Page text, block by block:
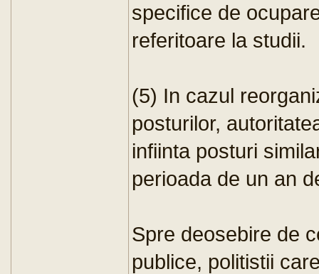
specifice de
referitoare la studii.
(5) In cazul
posturilor,
infiinta posturi
perioada de un an
Spre deosebire de
publice, politistii